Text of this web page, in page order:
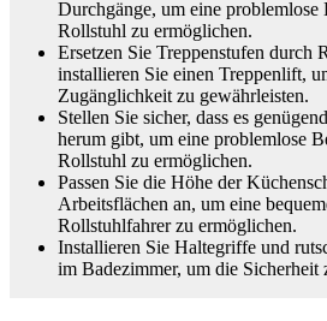
Durchgänge, um eine
Rollstuhl zu ermöglichen.
Ersetzen Sie Treppenstufen durch
installieren Sie einen Treppenlift,
Zugänglichkeit zu gewährleisten.
Stellen Sie sicher, dass es
herum gibt, um eine problemlose
Rollstuhl zu ermöglichen.
Passen Sie die Höhe der
Arbeitsflächen an, um eine
Rollstuhlfahrer zu ermöglichen.
Installieren Sie Haltegriffe und
im Badezimmer, um die Sicherheit